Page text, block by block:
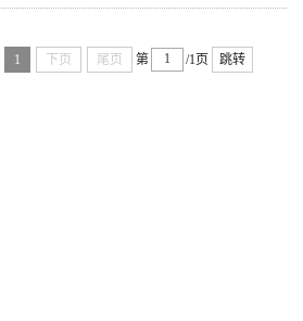
1 下页 尾页 第 /1页 跳转